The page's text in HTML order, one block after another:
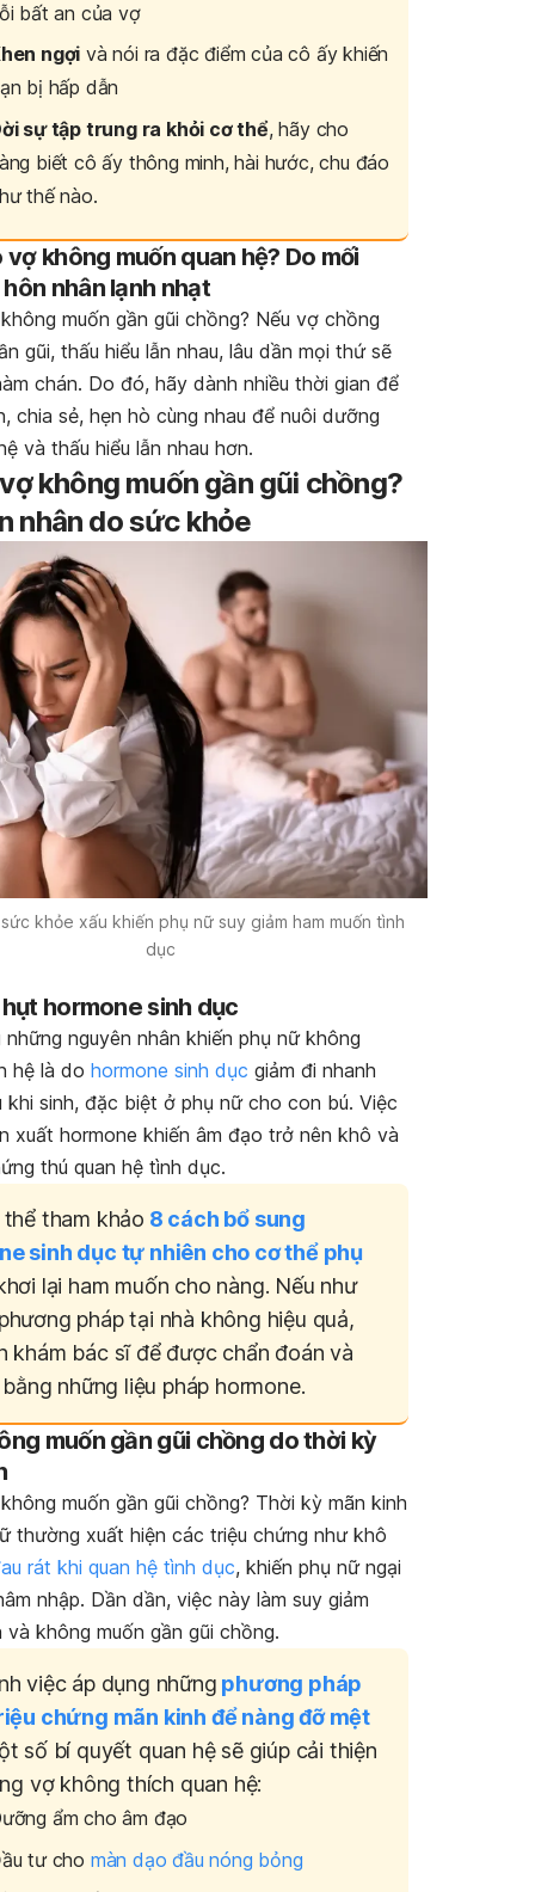
bất an của vợ
ngợi và nói ra đặc điểm của cô ấy khiến
bị hấp dẫn
sự tập trung ra khỏi cơ thể, hãy cho
biết cô ấy thông minh, hài hước, chu đáo
thế nào.
vợ không muốn quan hệ? Do mối
nhân lạnh nhạt
muốn gần gũi chồng? Nếu vợ chồng
gũi, thấu hiểu lẫn nhau, lâu dần mọi thứ sẽ
chán. Do đó, hãy dành nhiều thời gian để
chia sẻ, hẹn hò cùng nhau để nuôi dưỡng
và thấu hiểu lẫn nhau hơn.
không muốn gần gũi chồng?
nhân do sức khỏe
khỏe xấu khiến phụ nữ suy giảm ham muốn tình
dục
hormone sinh dục
nguyên nhân khiến phụ nữ không
hệ là do hormone sinh dục giảm đi nhanh
khi sinh, đặc biệt ở phụ nữ cho con bú. Việc
xuất hormone khiến âm đạo trở nên khô và
thú quan hệ tình dục.
tham khảo 8 cách bổ sung
sinh dục tự nhiên cho cơ thể phụ
lại ham muốn cho nàng. Nếu như
pháp tại nhà không hiệu quả,
khám bác sĩ để được chẩn đoán và
những liệu pháp hormone.
muốn gần gũi chồng do thời kỳ
muốn gần gũi chồng? Thời kỳ mãn kinh
thường xuất hiện các triệu chứng như khô
rát khi quan hệ tình dục, khiến phụ nữ ngại
nhập. Dần dần, việc này làm suy giảm
và không muốn gần gũi chồng.
việc áp dụng những phương pháp
chứng mãn kinh để nàng đỡ mệt
số bí quyết quan hệ sẽ giúp cải thiện
vợ không thích quan hệ:
ẩm cho âm đạo
tư cho màn dạo đầu nóng bỏng